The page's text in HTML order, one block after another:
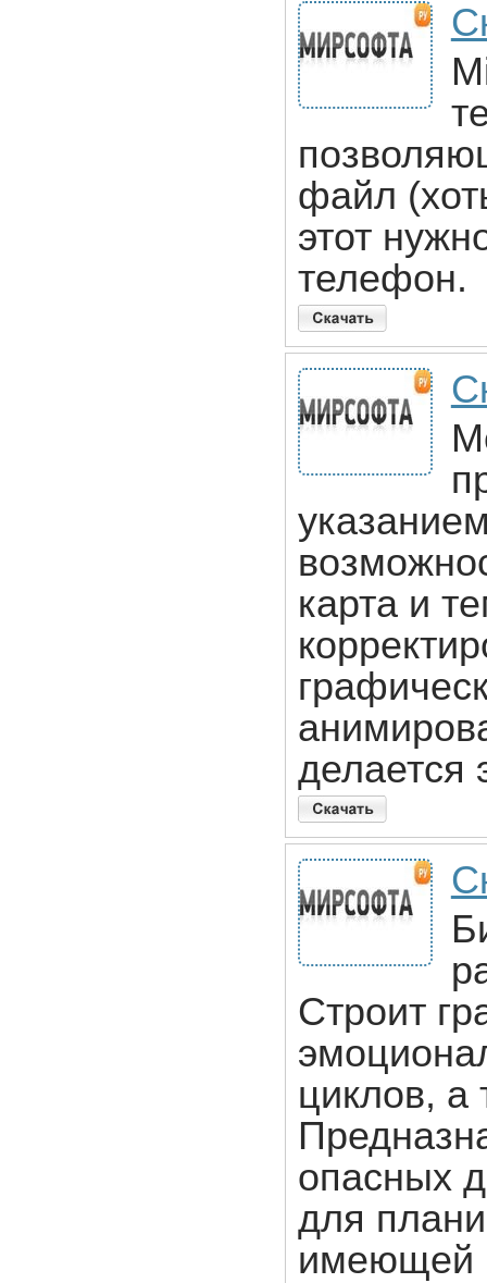
файл
этот
телефон.
карта и
делается
Строит
циклов, а
опасных
для
имеющей